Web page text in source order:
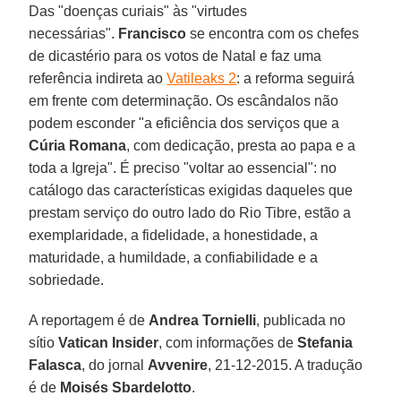
Das "doenças curiais" às "virtudes
necessárias". Francisco se encontra com os chefes
de dicastério para os votos de Natal e faz uma
referência indireta aoVatileaks 2: a reforma seguirá
em frente com determinação. Os escândalos não
podem esconder "a eficiência dos serviços que a
Cúria Romana, com dedicação, presta ao papa e a
toda a Igreja". É preciso "voltar ao essencial": no
catálogo das características exigidas daqueles que
prestam serviço do outro lado do Rio Tibre, estão a
exemplaridade, a fidelidade, a honestidade, a
maturidade, a humildade, a confiabilidade e a
sobriedade.
A reportagem é de Andrea Tornielli, publicada no
sítioVatican Insider, com informações deStefania
Falasca, do jornal Avvenire, 21-12-2015. A tradução
é de Moisés Sbardelotto.